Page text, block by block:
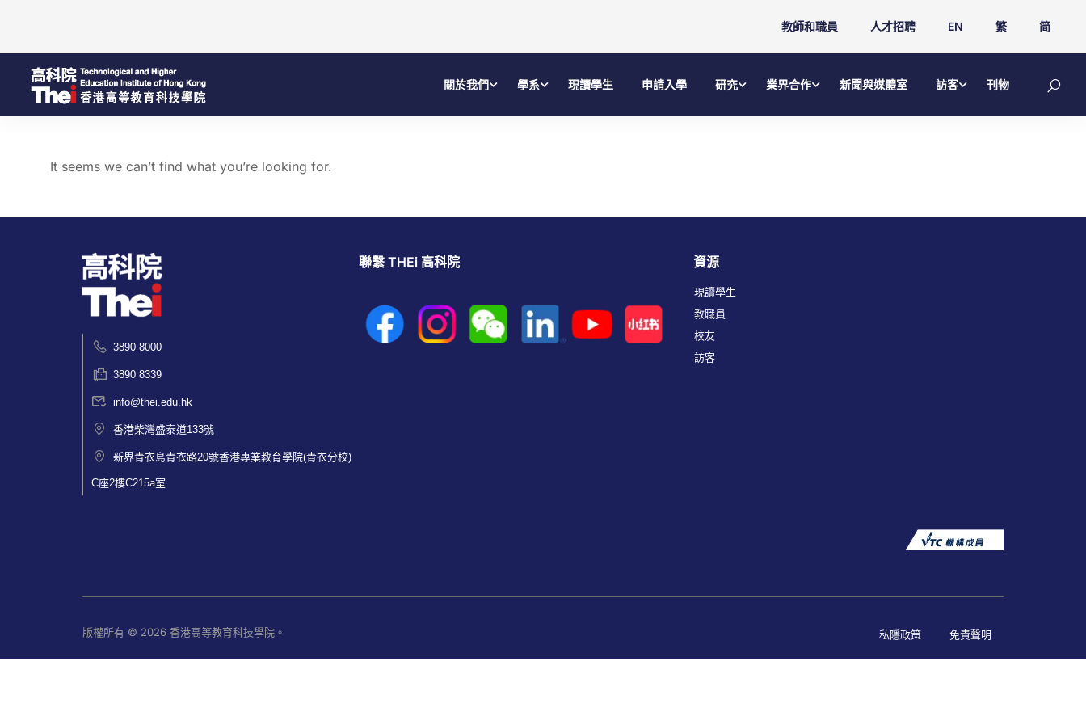
教師和職員 人才招聘 EN 繁 简
關於我們 學系 現讀學生 申請入學 研究 業界合作 新聞與媒體室 訪客 刊物
It seems we can’t find what you’re looking for.
3890 8000
3890 8339
info@thei.edu.hk
香港柴灣盛泰道133號
新界青衣島青衣路20號香港專業教育學院(青衣分校)
C座2樓C215a室
聯繫 THEi 高科院 資源
現讀學生
教職員
校友
訪客
版權所有 © 2026 香港高等教育科技學院。 私隱政策 免責聲明